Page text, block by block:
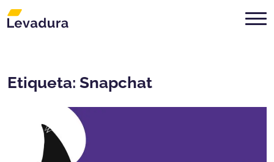
Agencia de marketing digital
Etiqueta: Snapchat